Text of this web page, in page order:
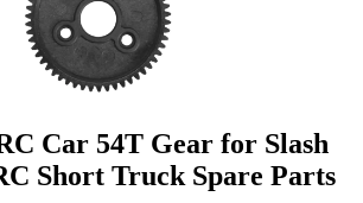
Car 54T Gear for Slash
Short Truck Spare Parts